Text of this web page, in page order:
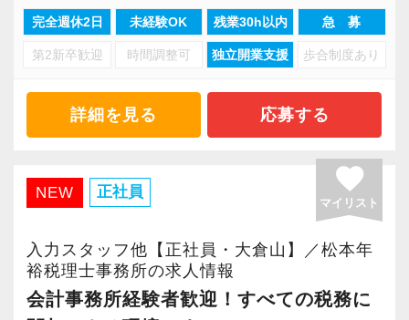
す】
仕事をする上では5つのこだわり「クイックレス
ポンス・プラス思考・有言実行・他責禁止・気
配り」を掲げ、一人ひとりが実行しています。
より多くの「ありがとう」と笑顔をいただき続
けるために「情熱家であれ！」がモットーで
異業種からの転職者が多く、銀行員・営業・保
険外交員・経理・事務などユニークな職歴を持
った仲間がたくさんいます。
う。実際の数字に触れながら業務に取り組んで
頂くことで、より理解と知識が深まります！
▽ステップ2(2ヶ月目〜)
そろそろ入力業務に慣れてきますので、本人の
告業務にもチャレンジして頂けます。先輩スタ
ッフがサポートしますので、安心して税務・会
▽ステップ3(4ヶ月目〜)
一通りの業務を覚えたら、自分自身で決算を行
ます。ご紹介案件が7割を超えているのも、そう
いった私たちの姿勢がお客様から評価されてい
るからだと自負しています。
今後もお客様に満足していただけるようにスキ
を獲得していきます。
お客様から信頼され、心の通ったサービスを提
の道を私たちと一緒に歩んでみませんか？
【将来オフィスをお任せできる貴方の力を求め
また、職場環境の改善に積極的に取り組む企業
に対して認証される「社労士診断認証制度」を
取得しました。
「職場環境改善宣言企業」と「経営労務診断実
い環境づくりを積極的に推進していきます。
長く安心して働ける環境を用意してお待ちして
おりますので、当社で将来の不安なく働いてみ
ませんか？
【横浜の事務所はこんなオフィスです】
当事務所は、あなたの成長を全力でサポートし
ます。
【質の高いサービスの提供と組織体制強化のた
め、新メンバーを募集します！】
神奈川県を中心に幅広い分野にわたって、質の
高いサービス提供を行っています。
この質の高いサービスにより、クライアントか
らの高い信頼を得ています。
当事務所と一緒にお客様の繁栄と発展のために
知恵を絞り、誠実に取り組んでいただける新メ
完全週休2日 未経験OK 残業30h以内 急 募
第2新卒歓迎 時間調整可 独立開業支援 歩合制度あり
詳細を見る 応募する
NEW 正社員 favorite
マイリスト
入力スタッフ他【正社員・大倉山】／松本年
裕税理士事務所の求人情報
会計事務所経験者歓迎！すべての税務に